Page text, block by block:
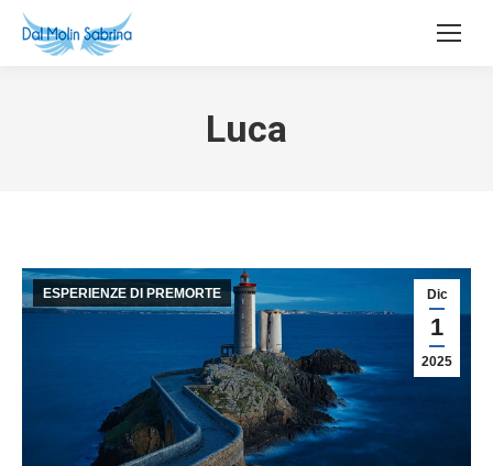
Luca
Dic
1
2025
ESPERIENZE DI PREMORTE